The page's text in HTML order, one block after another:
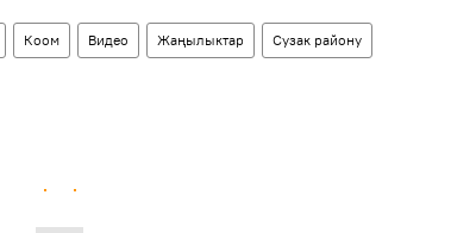
Коом Видео Жаңылыктар Сузак району